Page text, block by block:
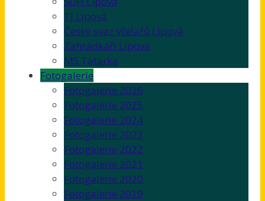
TJ Lipová
Český svaz včelařů Lipová
Zahrádkáři Lipová
MS Tatarka
Fotogalerie
Fotogalerie 2026
Fotogalerie 2025
Fotogalerie 2024
Fotogalerie 2023
Fotogalerie 2022
Fotogalerie 2021
Fotogalerie 2020
Fotogalerie 2019